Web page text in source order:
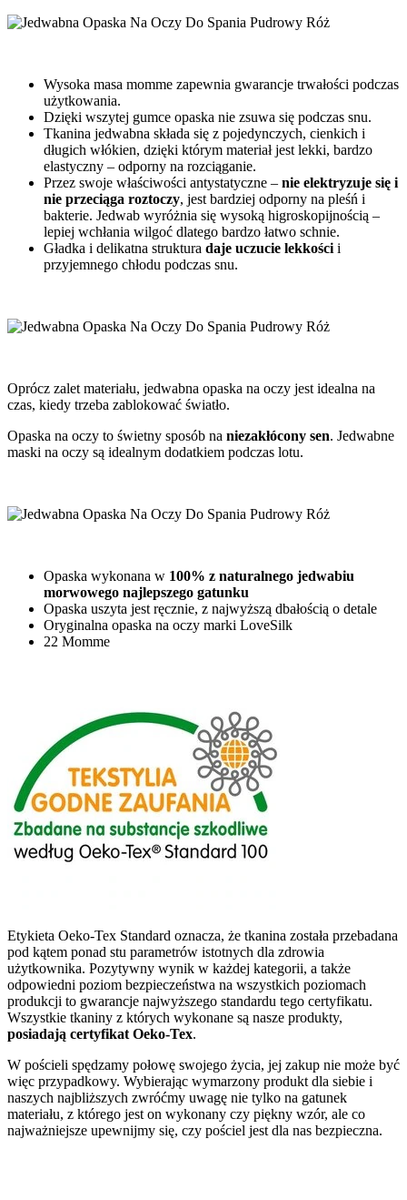
Wysoka masa momme zapewnia gwarancje trwałości podczas
użytkowania.
Dzięki wszytej gumce opaska nie zsuwa się podczas snu.
Tkanina jedwabna składa się z pojedynczych, cienkich i
długich włókien, dzięki którym materiał jest lekki, bardzo
elastyczny – odporny na rozciąganie.
Przez swoje właściwości antystatyczne – nie elektryzuje się i
nie przeciąga roztoczy, jest bardziej odporny na pleśń i
bakterie. Jedwab wyróżnia się wysoką higroskopijnością –
lepiej wchłania wilgoć dlatego bardzo łatwo schnie.
Gładka i delikatna struktura daje uczucie lekkości i
przyjemnego chłodu podczas snu.
Oprócz zalet materiału, jedwabna opaska na oczy jest idealna na
czas, kiedy trzeba zablokować światło.
Opaska na oczy to świetny sposób na niezakłócony sen. Jedwabne
maski na oczy są idealnym dodatkiem podczas lotu.
Opaska wykonana w 100% z naturalnego jedwabiu
morwowego najlepszego gatunku
Opaska uszyta jest ręcznie, z najwyższą dbałością o detale
Oryginalna opaska na oczy marki LoveSilk
22 Momme
Etykieta Oeko-Tex Standard oznacza, że tkanina została przebadana
pod kątem ponad stu parametrów istotnych dla zdrowia
użytkownika. Pozytywny wynik w każdej kategorii, a także
odpowiedni poziom bezpieczeństwa na wszystkich poziomach
produkcji to gwarancje najwyższego standardu tego certyfikatu.
Wszystkie tkaniny z których wykonane są nasze produkty,
posiadają certyfikat Oeko-Tex.
W pościeli spędzamy połowę swojego życia, jej zakup nie może być
więc przypadkowy. Wybierając wymarzony produkt dla siebie i
naszych najbliższych zwróćmy uwagę nie tylko na gatunek
materiału, z którego jest on wykonany czy piękny wzór, ale co
najważniejsze upewnijmy się, czy pościel jest dla nas bezpieczna.